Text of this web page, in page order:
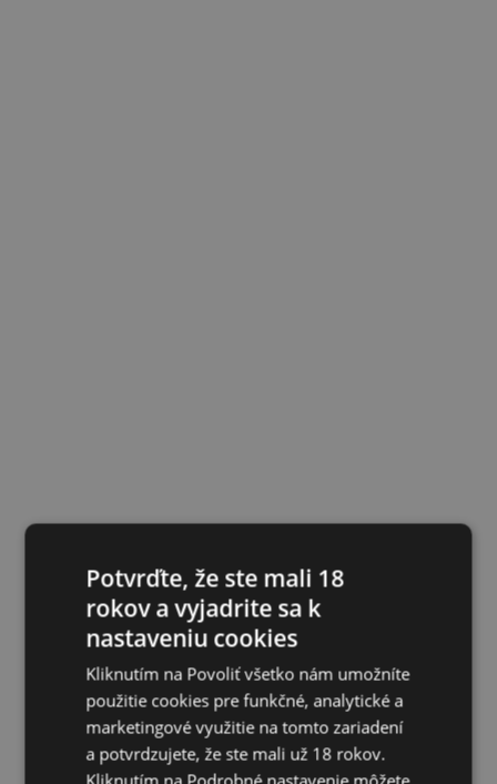
Potvrďte, že ste mali 18
rokov a vyjadrite sa k
nastaveniu cookies
Kliknutím na Povoliť všetko nám umožníte
použitie cookies pre funkčné, analytické a
marketingové využitie na tomto zariadení
a potvrdzujete, že ste mali už 18 rokov.